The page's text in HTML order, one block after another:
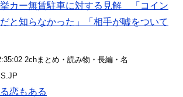
カー無賃駐車に対する見解 「コイン
と知らなかった」「相手が嘘をついて
2chまとめ・読み物・長編・名
恋もある